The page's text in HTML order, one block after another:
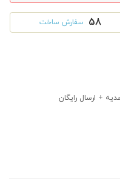
58 سفارش ساخت
+ ارسال رایگان